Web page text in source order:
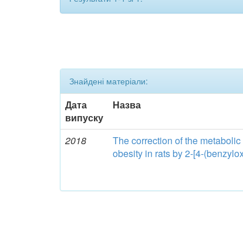
Знайдені матеріали:
Дата
випуску
Назва
2018
The correction of the
obesity in rats by 2-[4-